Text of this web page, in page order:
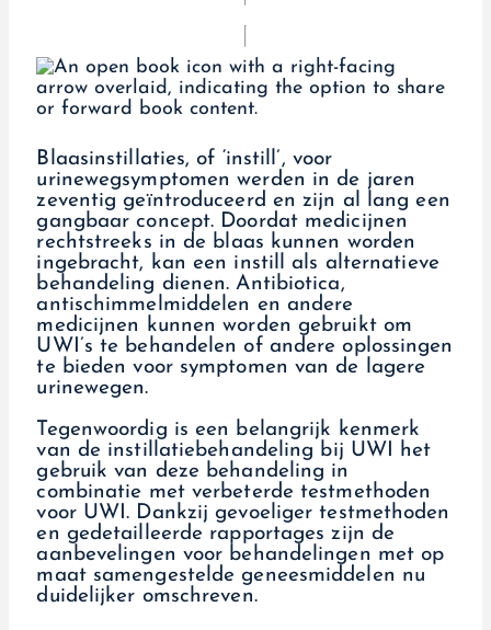
Blaasinstillaties, of ‘instill’, voor
urinewegsymptomen werden in de jaren
zeventig geïntroduceerd en zijn al lang een
gangbaar concept. Doordat medicijnen
rechtstreeks in de blaas kunnen worden
ingebracht, kan een instill als alternatieve
behandeling dienen. Antibiotica,
antischimmelmiddelen en andere
medicijnen kunnen worden gebruikt om
UWI’s te behandelen of andere oplossingen
te bieden voor symptomen van de lagere
urinewegen.
Tegenwoordig is een belangrijk kenmerk
van de instillatiebehandeling bij UWI het
gebruik van deze behandeling in
combinatie met verbeterde testmethoden
voor UWI. Dankzij gevoeliger testmethoden
en gedetailleerde rapportages zijn de
aanbevelingen voor behandelingen met op
maat samengestelde geneesmiddelen nu
duidelijker omschreven.